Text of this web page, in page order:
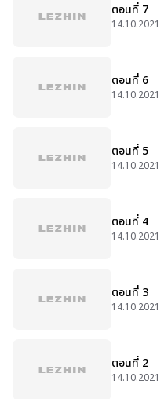
ตอนที่ 7
14.10.2021
ตอนที่ 6
14.10.2021
ตอนที่ 5
14.10.2021
ตอนที่ 4
14.10.2021
ตอนที่ 3
14.10.2021
ตอนที่ 2
14.10.2021